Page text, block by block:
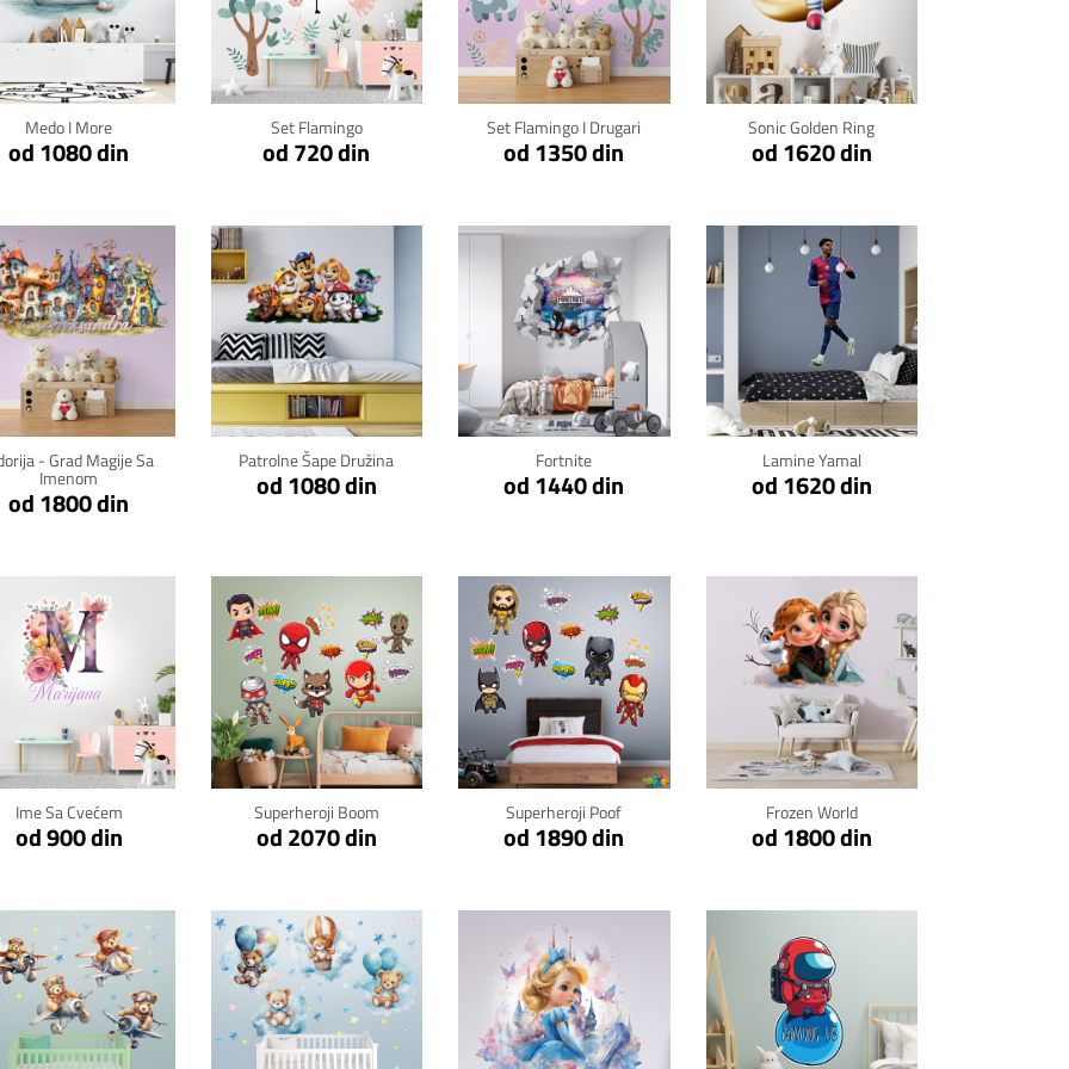
Medo I More
od 1080 din
Klikni za detalje
Set Flamingo
od 720 din
Klikni za detalje
Set Flamingo I Drugari
od 1350 din
Klikni za detalje
Sonic Golden Ring
od 1620 din
Klikni za detalje
- Grad Magije Sa
Imenom
od 1800 din
Klikni za detalje
Patrolne Šape Družina
od 1080 din
Klikni za detalje
Fortnite
od 1440 din
Klikni za detalje
Lamine Yamal
od 1620 din
Klikni za detalje
Ime Sa Cvećem
od 900 din
Klikni za detalje
Superheroji Boom
od 2070 din
Klikni za detalje
Superheroji Poof
od 1890 din
Klikni za detalje
Frozen World
od 1800 din
Klikni za detalje
Klikni za detalje Klikni za detalje Klikni za detalje Klikni za detalje